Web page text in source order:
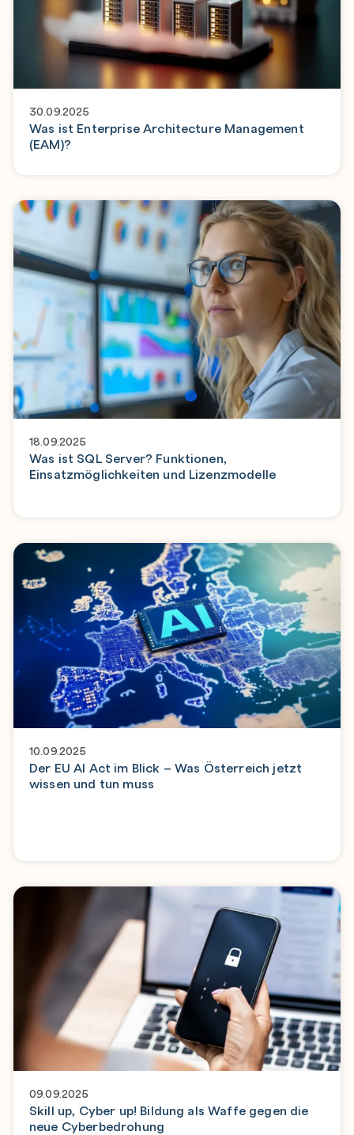
30.09.2025
Was ist Enterprise Architecture Management
(EAM)?
18.09.2025
Was ist SQL Server? Funktionen,
Einsatzmöglichkeiten und Lizenzmodelle
10.09.2025
Der EU AI Act im Blick – Was Österreich jetzt
wissen und tun muss
09.09.2025
Skill up, Cyber up! Bildung als Waffe gegen die
neue Cyberbedrohung